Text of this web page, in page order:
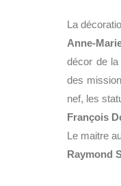
La
Anne-
décor de la
des
nef, les
François
Le maitre
Raymond